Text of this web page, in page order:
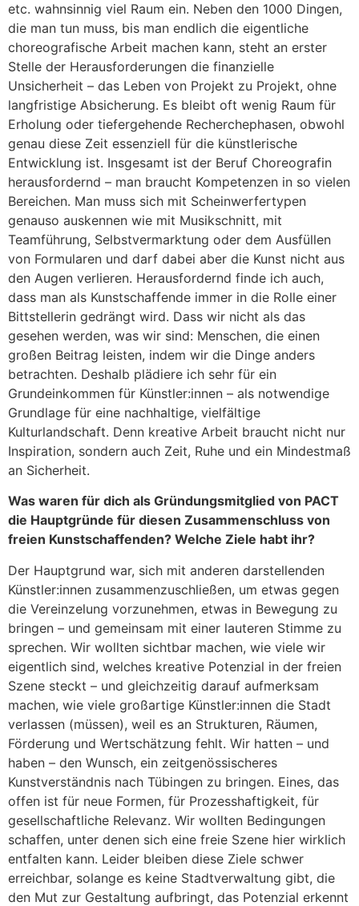
etc. wahnsinnig viel Raum ein. Neben den 1000 Dingen,
die man tun muss, bis man endlich die eigentliche
choreografische Arbeit machen kann, steht an erster
Stelle der Herausforderungen die finanzielle
Unsicherheit – das Leben von Projekt zu Projekt, ohne
langfristige Absicherung. Es bleibt oft wenig Raum für
Erholung oder tiefergehende Recherchephasen, obwohl
genau diese Zeit essenziell für die künstlerische
Entwicklung ist. Insgesamt ist der Beruf Choreografin
herausfordernd – man braucht Kompetenzen in so vielen
Bereichen. Man muss sich mit Scheinwerfertypen
genauso auskennen wie mit Musikschnitt, mit
Teamführung, Selbstvermarktung oder dem Ausfüllen
von Formularen und darf dabei aber die Kunst nicht aus
den Augen verlieren. Herausfordernd finde ich auch,
dass man als Kunstschaffende immer in die Rolle einer
Bittstellerin gedrängt wird. Dass wir nicht als das
gesehen werden, was wir sind: Menschen, die einen
großen Beitrag leisten, indem wir die Dinge anders
betrachten. Deshalb plädiere ich sehr für ein
Grundeinkommen für Künstler:innen – als notwendige
Grundlage für eine nachhaltige, vielfältige
Kulturlandschaft. Denn kreative Arbeit braucht nicht nur
Inspiration, sondern auch Zeit, Ruhe und ein Mindestmaß
an Sicherheit.
Was waren für dich als Gründungsmitglied von PACT
die Hauptgründe für diesen Zusammenschluss von
freien Kunstschaffenden? Welche Ziele habt ihr?
Der Hauptgrund war, sich mit anderen darstellenden
Künstler:innen zusammenzuschließen, um etwas gegen
die Vereinzelung vorzunehmen, etwas in Bewegung zu
bringen – und gemeinsam mit einer lauteren Stimme zu
sprechen. Wir wollten sichtbar machen, wie viele wir
eigentlich sind, welches kreative Potenzial in der freien
Szene steckt – und gleichzeitig darauf aufmerksam
machen, wie viele großartige Künstler:innen die Stadt
verlassen (müssen), weil es an Strukturen, Räumen,
Förderung und Wertschätzung fehlt. Wir hatten – und
haben – den Wunsch, ein zeitgenössischeres
Kunstverständnis nach Tübingen zu bringen. Eines, das
offen ist für neue Formen, für Prozesshaftigkeit, für
gesellschaftliche Relevanz. Wir wollten Bedingungen
schaffen, unter denen sich eine freie Szene hier wirklich
entfalten kann. Leider bleiben diese Ziele schwer
erreichbar, solange es keine Stadtverwaltung gibt, die
den Mut zur Gestaltung aufbringt, das Potenzial erkennt